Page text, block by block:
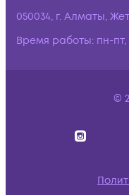
050034, г. Алматы,
Время работы: пн-пт,
©